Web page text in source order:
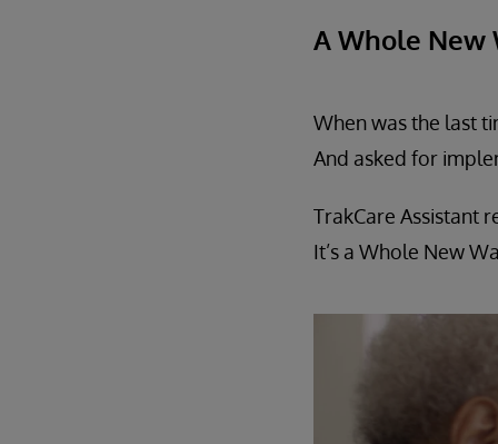
A Whole New
When was the last
And asked for
TrakCare Assistant
It’s a Whole New